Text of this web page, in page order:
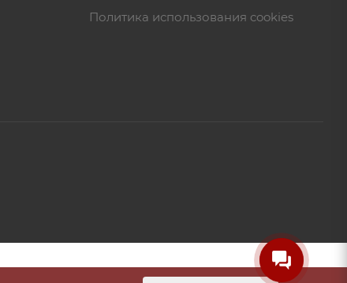
Политика использования cookies